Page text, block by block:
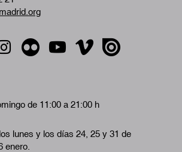
de 11:00 a 21:00 h
lunes y los días 24, 25 y 31 de
enero.